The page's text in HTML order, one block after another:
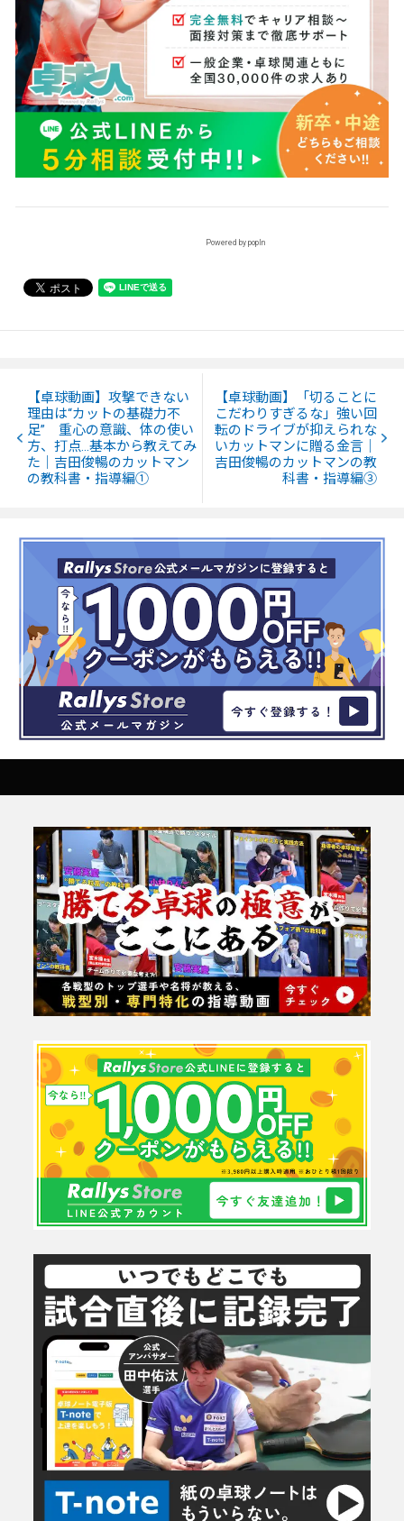
Powered by popIn
【卓球動画】攻撃できない
理由は“カットの基礎力不
足” 重心の意識、体の使い
方、打点…基本から教えてみ
た｜吉田俊暢のカットマン
の教科書・指導編①
【卓球動画】「切ることに
こだわりすぎるな」強い回
転のドライブが抑えられな
いカットマンに贈る金言｜
吉田俊暢のカットマンの教
科書・指導編③